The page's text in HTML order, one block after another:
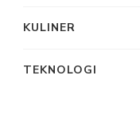
KULINER
TEKNOLOGI